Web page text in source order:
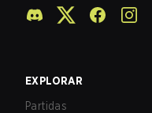
EXPLORAR
Partidas